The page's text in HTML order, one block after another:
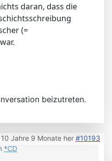
daran, dass die
(=
beizutreten.
10 Jahre 9 Monate her #10193
*CD